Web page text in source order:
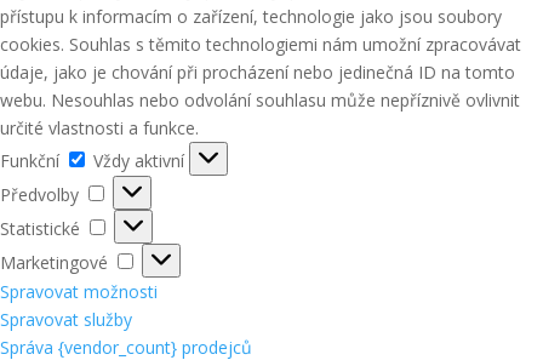
přístupu k informacím o zařízení, technologie jako jsou soubory
cookies. Souhlas s těmito technologiemi nám umožní zpracovávat
údaje, jako je chování při procházení nebo jedinečná ID na tomto
webu. Nesouhlas nebo odvolání souhlasu může nepříznivě ovlivnit
určité vlastnosti a funkce.
Funkční
Funkční
Vždy aktivní
Předvolby
Předvolby
Statistické
Statistické
Marketingové
Marketingové
Spravovat možnosti
Spravovat služby
Správa {vendor_count} prodejců